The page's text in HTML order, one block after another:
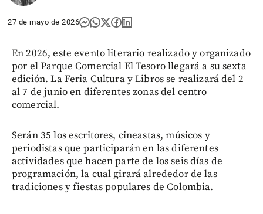
27 de mayo de 2026
En 2026, este evento literario realizado y organizado
por el Parque Comercial El Tesoro llegará a su sexta
edición. La Feria Cultura y Libros se realizará del 2
al 7 de junio en diferentes zonas del centro
comercial.
Serán 35 los escritores, cineastas, músicos y
periodistas que participarán en las diferentes
actividades que hacen parte de los seis días de
programación, la cual girará alrededor de las
tradiciones y fiestas populares de Colombia.